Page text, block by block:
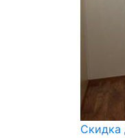
Скидка